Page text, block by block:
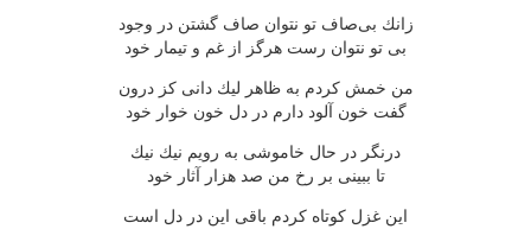
زانك بی‌صاف تو نتوان صاف گشتن در وجود
بی تو نتوان رست هرگز از غم و تیمار خود
من خمش كردم به ظاهر لیك دانی كز درون
گفت خون آلود دارم در دل خون خوار خود
درنگر در حال خاموشی به رویم نیك نیك
تا ببینی بر رخ من صد هزار آثار خود
این غزل كوتاه كردم باقی این در دل است